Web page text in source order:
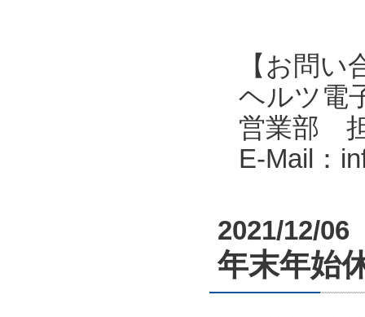
【お問い
ヘルツ電
営業部
E-Mail：
2021/12/06
年末年始